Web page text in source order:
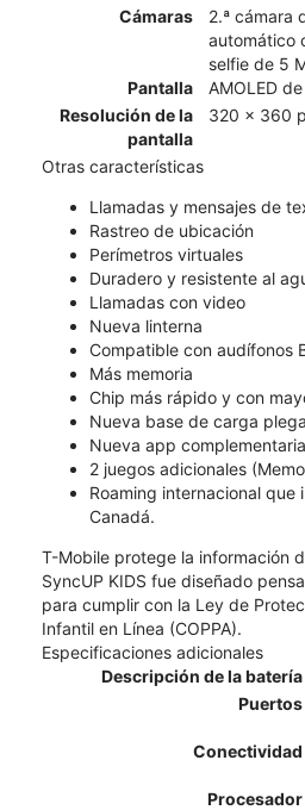
Cámaras
2.ª cámara
automático
selfie de 5
Pantalla
AMOLED
Resolución de la
pantalla
320 x 360
Otras características
Llamadas y mensajes de
Rastreo de ubicación
Perímetros virtuales
Duradero y resistente al
Llamadas con video
Nueva linterna
Compatible con audífonos
Más memoria
Chip más rápido y con
Nueva base de carga
Nueva app complementaria
2 juegos adicionales
Roaming internacional que
Canadá.
T-Mobile protege la información
SyncUP KIDS fue diseñado
para cumplir con la Ley de
Infantil en Línea (COPPA).
Especificaciones adicionales
Descripción de la batería
Puertos
Conectividad
Procesador